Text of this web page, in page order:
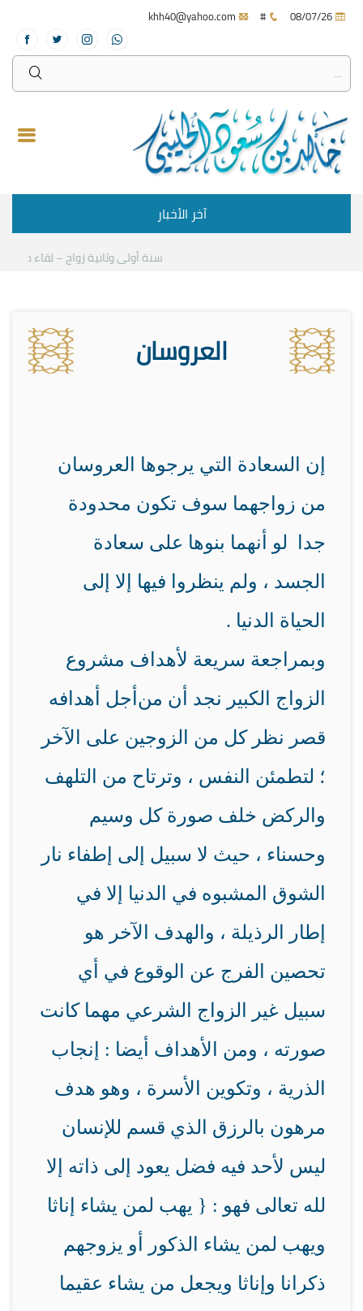
#
آخر الأخبار
سنة أولى وثانية زواج – لقاء مع
العروسان
إن السعادة التي يرجوها العروسان
من زواجهما سوف تكون محدودة
جدا لو أنهما بنوها على سعادة
الجسد ، ولم ينظروا فيها إلا إلى
الحياة الدنيا .
وبمراجعة سريعة لأهداف مشروع
الزواج الكبير نجد أن من أجل أهدافه
قصر نظر كل من الزوجين على الآخر
؛ لتطمئن النفس ، وترتاح من التلهف
والركض خلف صورة كل وسيم
وحسناء ، حيث لا سبيل إلى إطفاء نار
الشوق المشبوه في الدنيا إلا في
إطار الرذيلة ، والهدف الآخر هو
تحصين الفرج عن الوقوع في أي
سبيل غير الزواج الشرعي مهما كانت
صورته ، ومن الأهداف أيضا : إنجاب
الذرية ، وتكوين الأسرة ، وهو هدف
مرهون بالرزق الذي قسم للإنسان
ليس لأحد فيه فضل يعود إلى ذاته إلا
لله تعالى فهو : { يهب لمن يشاء إناثا
ويهب لمن يشاء الذكور أو يزوجهم
ذكرانا وإناثا ويجعل من يشاء عقيما